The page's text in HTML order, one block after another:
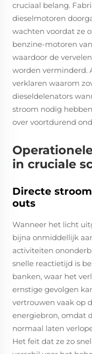
cruciaal belang.
dieselmotoren
wachten voordat ze
benzine-motoren
waardoor de
worden verminderd.
verklaren waarom
dieseldelenators
stroom nodig
over voortdurend
in cruciale
Directe
outs
Wanneer het licht
bijna onmiddellijk
activiteiten
snelle reactietijd is
banken, waar het
ernstige gevolgen
vertrouwen vaak op
energiebron, omdat
normaal laten
Het feit dat ze zo